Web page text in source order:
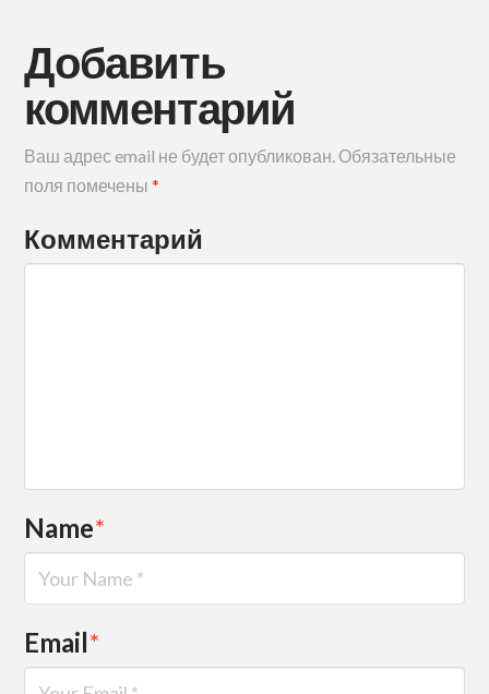
Добавить
комментарий
Ваш адрес email не будет опубликован. Обязательные
поля помечены*
Комментарий
Name*
Email*